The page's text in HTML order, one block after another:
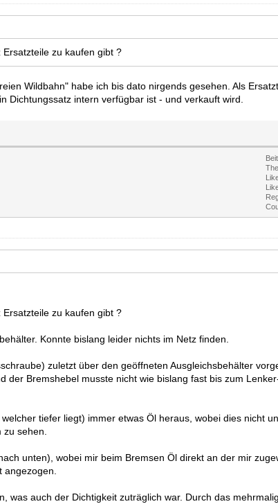
zu kaufen gibt ?
Wildbahn" habe ich bis dato nirgends gesehen. Als
Dichtungssatz intern verfügbar ist - und verkauft wird.
zu kaufen gibt ?
Konnte bislang leider nichts im Netz finden.
zuletzt über den geöffneten Ausgleichsbehälter
der Bremshebel musste nicht wie bislang fast bis zum
tiefer liegt) immer etwas Öl heraus, wobei dies nicht
sehen.
unten), wobei mir beim Bremsen Öl direkt an der mir
was auch der Dichtigkeit zuträglich war. Durch das